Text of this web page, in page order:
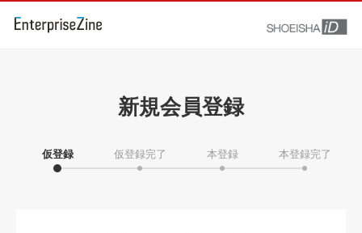
新規会員登録
仮登録 仮登録完了 本登録 本登録完了